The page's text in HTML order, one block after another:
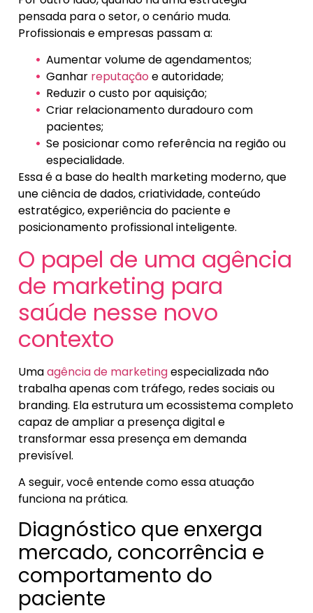
pensada para o setor, o cenário muda.
Profissionais e empresas passam a:
Aumentar volume de agendamentos;
Ganhar reputação e autoridade;
Reduzir o custo por aquisição;
Criar relacionamento duradouro com
pacientes;
Se posicionar como referência na região ou
especialidade.
Essa é a base do health marketing moderno, que
une ciência de dados, criatividade, conteúdo
estratégico, experiência do paciente e
posicionamento profissional inteligente.
O papel de uma agência
de marketing para
saúde nesse novo
contexto
Umaagência de marketingespecializada não
trabalha apenas com tráfego, redes sociais ou
branding. Ela estrutura um ecossistema completo
capaz de ampliar a presença digital e
transformar essa presença em demanda
previsível.
A seguir, você entende como essa atuação
funciona na prática.
Diagnóstico que enxerga
mercado, concorrência e
comportamento do
paciente